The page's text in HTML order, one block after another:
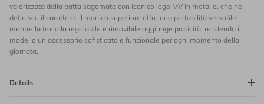
valorizzata dalla patta sagomata con iconico logo MV in metallo, che ne
definisce il carattere. Il manico superiore offre una portabilità versatile,
mentre la tracolla regolabile e rimovibile aggiunge praticità, rendendo il
modello un accessorio sofisticato e funzionale per ogni momento della
giornata.
Details